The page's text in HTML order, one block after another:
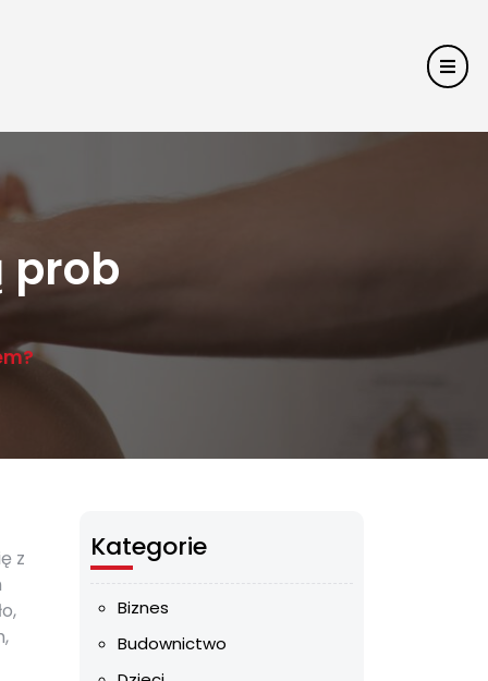
prob
z
Kategorie
Biznes
Budownictwo